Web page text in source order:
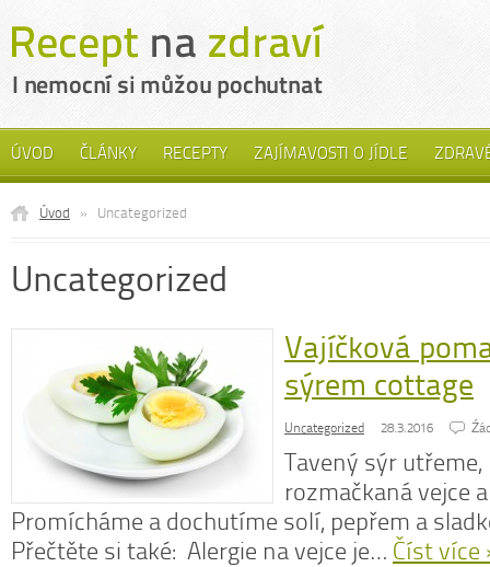
ÚVOD ČLÁNKY RECEPTY ZAJÍMAVOSTI O JÍDLE
Úvod » Uncategorized
Uncategorized
Vajíčková
sýrem cottage
Uncategorized 28.3.2016
Tavený sýr utřeme,
rozmačkaná vejce
Promícháme a dochutíme solí, pepřem a
Přečtěte si také: Alergie na vejce je… Číst více